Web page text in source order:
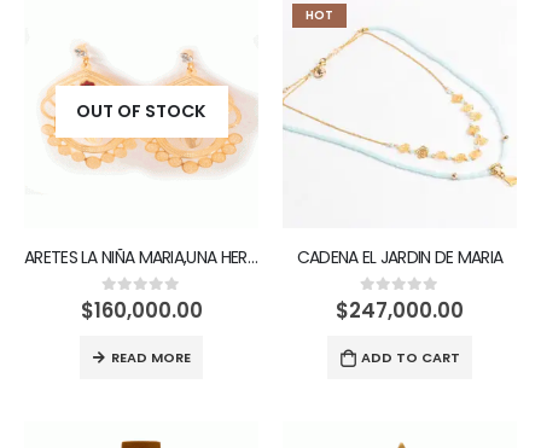
OUT OF STOCK
ARETES LA NIÑA MARIA,UNA HERMOSA FLOR
0out of 5
$160,000.00
READ MORE
HOT
CADENA EL JARDIN DE MARIA
0out of 5
$247,000.00
ADD TO CART